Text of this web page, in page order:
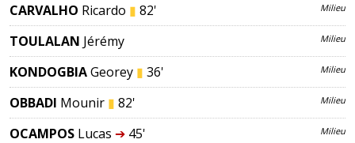
CARVALHO Ricardo ▮ 82' Milieu
TOULALAN Jérémy Milieu
KONDOGBIAGeoffrey ▮ 36' Milieu
OBBADI Mounir ▮ 82' Milieu
OCAMPOS Lucas ➔45' Milieu